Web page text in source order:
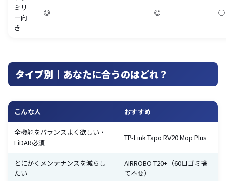
ミリ
ー向
き
◎ ◎ ◯
タイプ別｜あなたに合うのはどれ？
こんな人 おすすめ
全機能をバランスよく欲しい・
LiDAR必須
TP-Link Tapo RV20 Mop Plus
とにかくメンテナンスを減らし
たい
AIRROBO T20+（60日ゴミ捨
て不要）